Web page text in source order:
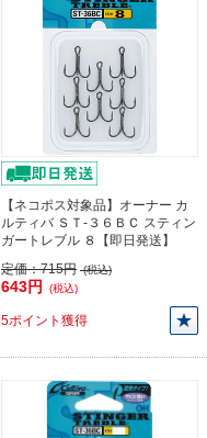
【ネコポス対象品】オーナー カ
ルティバ ＳＴ-３６ＢＣ スティン
ガートレブル ８【即日発送】
定価：715円 (税込)
643円 (税込)
5ポイント獲得